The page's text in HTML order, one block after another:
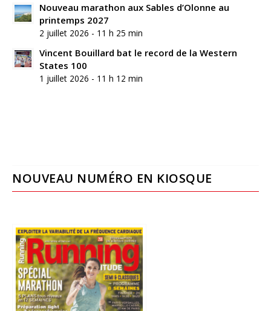
Nouveau marathon aux Sables d’Olonne au
printemps 2027
2 juillet 2026 - 11 h 25 min
Vincent Bouillard bat le record de la Western
States 100
1 juillet 2026 - 11 h 12 min
NOUVEAU NUMÉRO EN KIOSQUE